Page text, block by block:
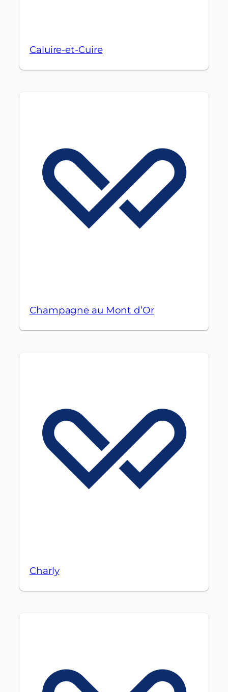
Caluire-et-Cuire
Champagne au Mont d’Or
Charly